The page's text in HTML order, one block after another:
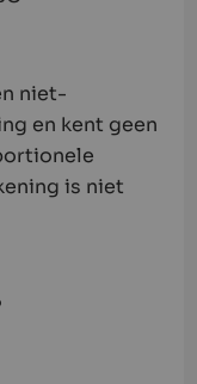
niet-
en kent geen
is niet